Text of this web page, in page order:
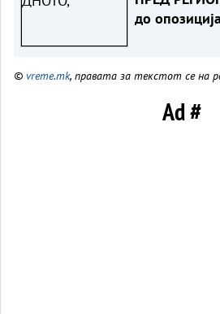
до
© vreme.mk, правата за текстот се на
Ad #